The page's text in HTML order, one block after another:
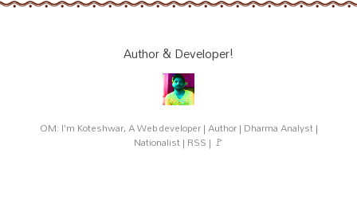
Author & Developer!
OM: I'm Koteshwar, A Web developer | Author | Dharma Analyst |
Nationalist | RSS | 🚩